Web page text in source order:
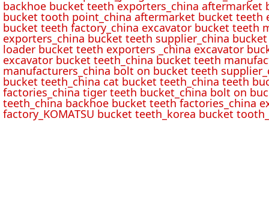
backhoe bucket teeth exporters_china
bucket tooth point_china aftermarket bucket teeth
bucket teeth factory_china excavator bucket teeth
exporters_china bucket teeth supplier_china
loader bucket teeth exporters _china excavator
excavator bucket teeth_china bucket teeth
manufacturers_china bolt on bucket teeth
bucket teeth_china cat bucket teeth_china teeth
factories_china tiger teeth bucket_china bolt on
teeth_china backhoe bucket teeth factories_china
factory_KOMATSU bucket teeth_korea bucket